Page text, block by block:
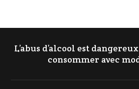
L’abus d’alcool est
consommer avec